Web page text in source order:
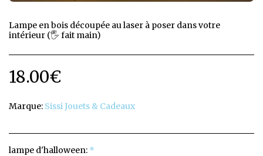
Lampe en bois découpée au laser à poser dans votre
intérieur (🖐️ fait main)
18.00€
Marque: Sissi Jouets & Cadeaux
lampe d'halloween: *